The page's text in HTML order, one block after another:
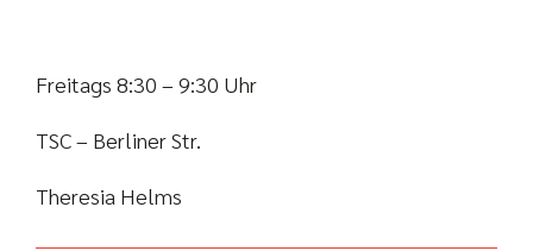
Freitags 8:30 – 9:30 Uhr
TSC – Berliner Str.
Theresia Helms